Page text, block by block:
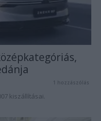
1 hozzászólás
kiszállításai.